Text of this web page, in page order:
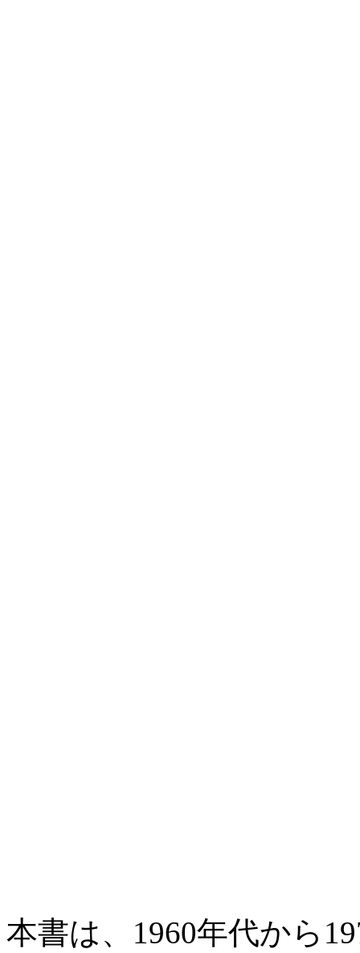
本書は、1960年代から